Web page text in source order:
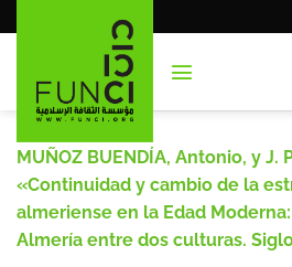
al
MUÑOZ BUENDÍA, Antonio, y J.
«Continuidad y cambio de la
almeriense en la Edad
Almería entre dos culturas.